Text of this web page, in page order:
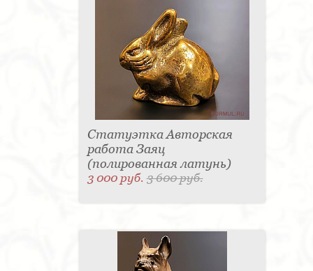
Статуэтка Авторская
работа Заяц
(полированная латунь)
3 000 руб.3 600 руб.